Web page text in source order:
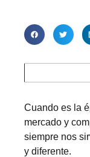
Cuando es la
mercado y
siempre nos
y diferente.